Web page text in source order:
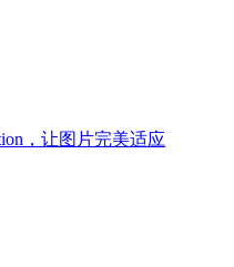
，让图片完美适应